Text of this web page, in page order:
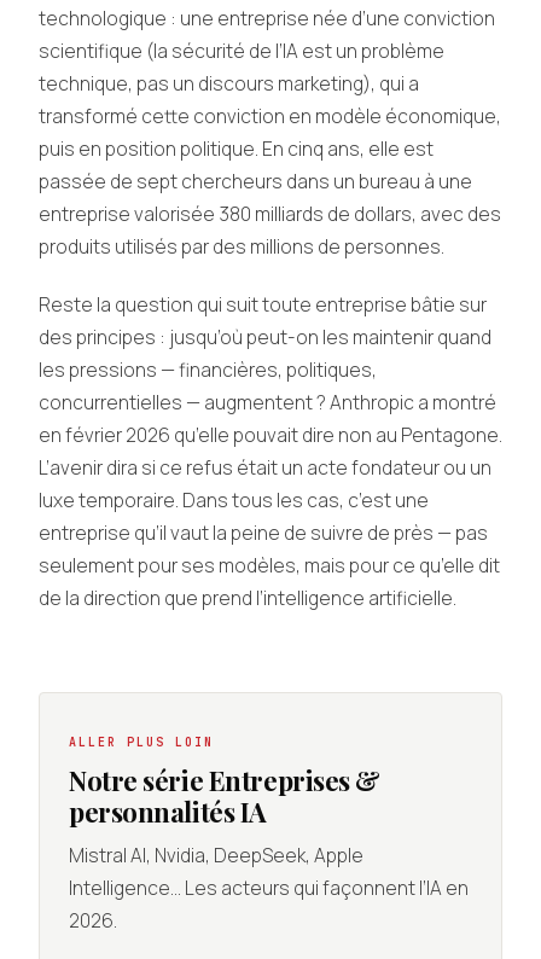
technologique : une entreprise née d’une conviction
scientifique (la sécurité de l’IA est un problème
technique, pas un discours marketing), qui a
transformé cette conviction en modèle économique,
puis en position politique. En cinq ans, elle est
passée de sept chercheurs dans un bureau à une
entreprise valorisée 380 milliards de dollars, avec des
produits utilisés par des millions de personnes.
Reste la question qui suit toute entreprise bâtie sur
des principes : jusqu’où peut-on les maintenir quand
les pressions — financières, politiques,
concurrentielles — augmentent ? Anthropic a montré
en février 2026 qu’elle pouvait dire non au Pentagone.
L’avenir dira si ce refus était un acte fondateur ou un
luxe temporaire. Dans tous les cas, c’est une
entreprise qu’il vaut la peine de suivre de près — pas
seulement pour ses modèles, mais pour ce qu’elle dit
de la direction que prend l’intelligence artificielle.
ALLER PLUS LOIN
Notre série Entreprises &
personnalités IA
Mistral AI, Nvidia, DeepSeek, Apple
Intelligence… Les acteurs qui façonnent l’IA en
2026.